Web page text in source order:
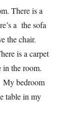
There is a
a the sofa
the chair.
is a carpet
in the room.
My bedroom
table in my